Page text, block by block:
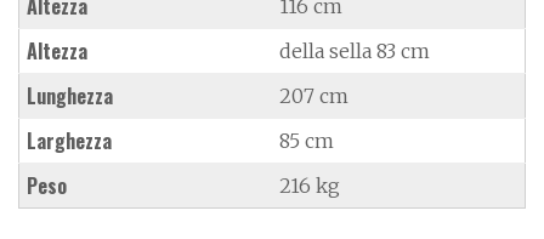
116 cm
Altezza della sella 83 cm
Lunghezza 207 cm
Larghezza 85 cm
Peso 216 kg